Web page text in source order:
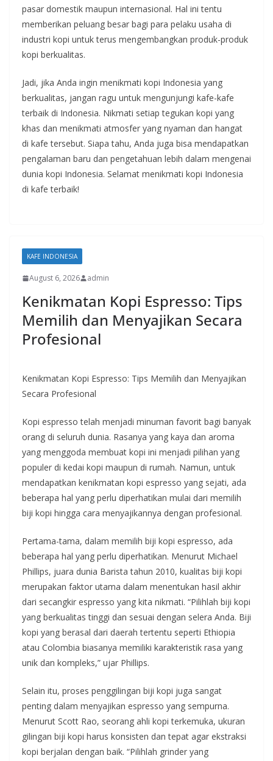
pasar domestik maupun internasional. Hal ini tentu
memberikan peluang besar bagi para pelaku usaha di
industri kopi untuk terus mengembangkan produk-produk
kopi berkualitas.
Jadi, jika Anda ingin menikmati kopi Indonesia yang
berkualitas, jangan ragu untuk mengunjungi kafe-kafe
terbaik di Indonesia. Nikmati setiap tegukan kopi yang
khas dan menikmati atmosfer yang nyaman dan hangat
di kafe tersebut. Siapa tahu, Anda juga bisa mendapatkan
pengalaman baru dan pengetahuan lebih dalam mengenai
dunia kopi Indonesia. Selamat menikmati kopi Indonesia
di kafe terbaik!
KAFE INDONESIA
August 6, 2026 admin
Kenikmatan Kopi Espresso: Tips
Memilih dan Menyajikan Secara
Profesional
Kenikmatan Kopi Espresso: Tips Memilih dan Menyajikan
Secara Profesional
Kopi espresso telah menjadi minuman favorit bagi banyak
orang di seluruh dunia. Rasanya yang kaya dan aroma
yang menggoda membuat kopi ini menjadi pilihan yang
populer di kedai kopi maupun di rumah. Namun, untuk
mendapatkan kenikmatan kopi espresso yang sejati, ada
beberapa hal yang perlu diperhatikan mulai dari memilih
biji kopi hingga cara menyajikannya dengan profesional.
Pertama-tama, dalam memilih biji kopi espresso, ada
beberapa hal yang perlu diperhatikan. Menurut Michael
Phillips, juara dunia Barista tahun 2010, kualitas biji kopi
merupakan faktor utama dalam menentukan hasil akhir
dari secangkir espresso yang kita nikmati. “Pilihlah biji kopi
yang berkualitas tinggi dan sesuai dengan selera Anda. Biji
kopi yang berasal dari daerah tertentu seperti Ethiopia
atau Colombia biasanya memiliki karakteristik rasa yang
unik dan kompleks,” ujar Phillips.
Selain itu, proses penggilingan biji kopi juga sangat
penting dalam menyajikan espresso yang sempurna.
Menurut Scott Rao, seorang ahli kopi terkemuka, ukuran
gilingan biji kopi harus konsisten dan tepat agar ekstraksi
kopi berjalan dengan baik. “Pilihlah grinder yang